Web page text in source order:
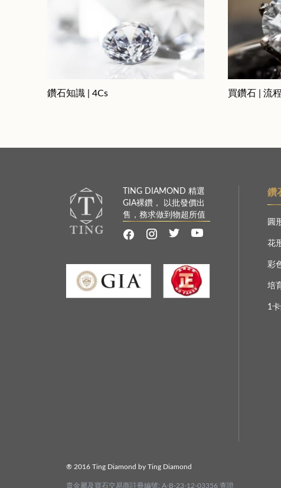
鑽石知識 | 4Cs 買鑽石 | 流程
TING DIAMOND 精選
GIA裸鑽， 以批發價出
售，務求做到物超所值
鑽
圓
花
彩
培
1
® 2016 Ting Diamond by Ting Diamond
貴金屬及寶石交易商註冊編號: A-B-23-12-03356 查證